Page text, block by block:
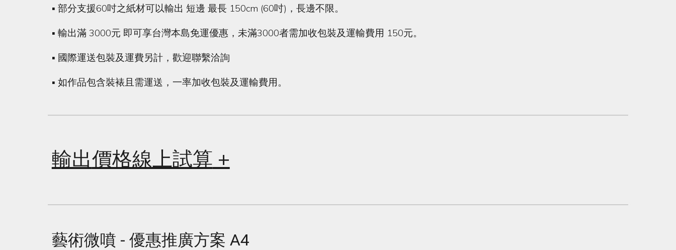
▪ 部分支援60吋之紙材可以輸出 短邊 最長 150cm (60吋)，長邊不限。
▪ 輸出滿 3000元 即可享台灣本島免運優惠，未滿3000者需加收包裝及運輸費用 150元。
▪ 國際運送包裝及運費另計，歡迎聯繫洽詢
▪ 如作品包含裝裱且需運送，一率加收包裝及運輸費用。
輸出價格線上試算+
藝術微噴 - 優惠推廣方案 A4